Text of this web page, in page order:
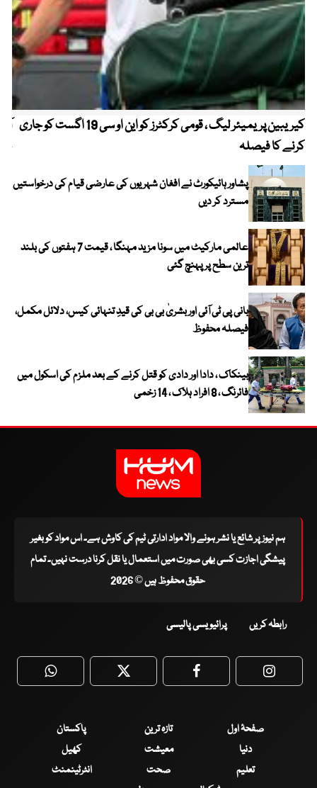
کیریبین پریمیئر لیگ ، قومی کرکٹرز کو این او سی 19 اگست کو جاری
کرنے کا فیصلہ
پشاور ہائیکورٹ نے افغان شہریوں کی عارضی قیام کی درخواستیں
مسترد کر دیں
عالمی مارکیٹ میں سونا مزید مہنگا ، قیمت 7 ہفتوں کی بلند
ترین سطح پر پہنچ گئی
بانی پی ٹی آئی اور بشریٰ بی بی کی قیدِ تنہائی کیس، دلائل مکمل،
فیصلہ محفوظ
بینکاک ، دادا اور دادی کو قتل کرنے کے بعد ملزم کی اسکول میں
فائرنگ ، 8 افراد ہلاک ، 14 زخمی
ہم نیوز پر شائع یا نشر ہونے والا مواد ادارتی ٹیم کی کاوش ہے۔ اس مواد کو بغیر
پیشگی اجازت کسی بھی صورت میں استعمال یا نقل کرنا درست نہیں۔ تمام
حقوق محفوظ ہیں © 2026
رابطہ کریں پرائیویسی پالیسی
WhatsApp Twitter Facebook
صفحۂ اول تازہ ترین
پاکستان
دنیا
معیشت
کھیل
تعلیم
صحت
انٹرٹینمنٹ